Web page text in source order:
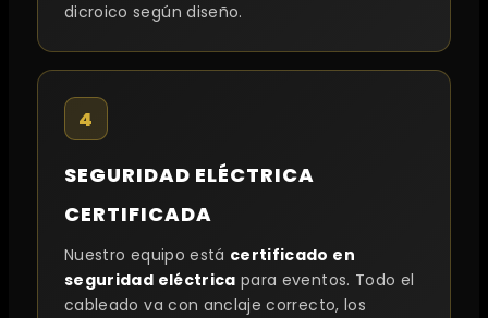
dicroico según diseño.
4
SEGURIDAD ELÉCTRICA
CERTIFICADA
Nuestro equipo está certificado en
seguridad eléctrica para eventos. Todo el
cableado va con anclaje correcto, los